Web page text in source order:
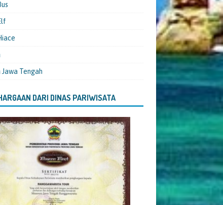
Tengah
DARI DINAS PARIWISATA